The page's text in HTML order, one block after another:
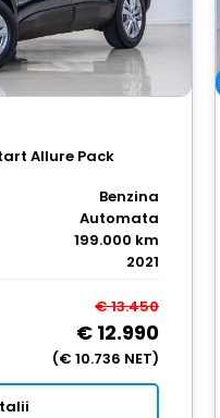
Allure Pack
Benzina
Automata
199.000 km
2021
€ 13.450
€ 12.990
(€ 10.736 NET)